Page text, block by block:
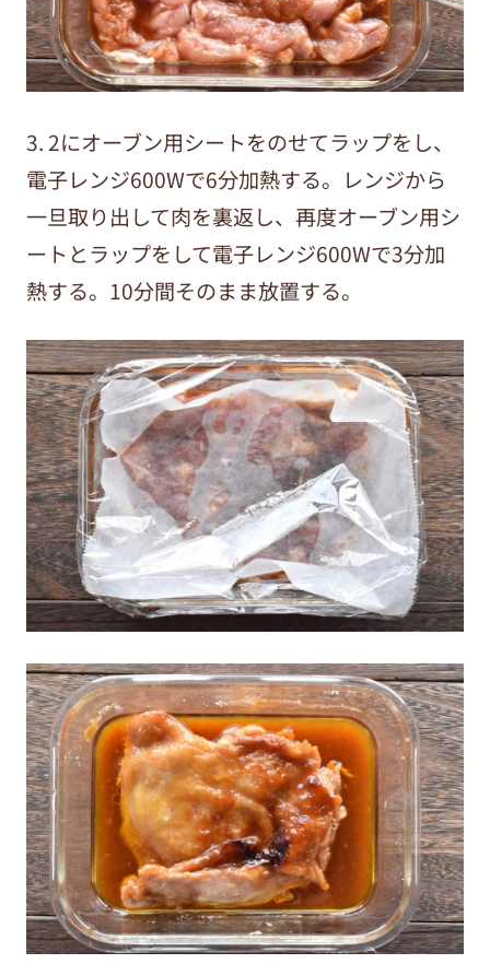
3. 2にオーブン用シートをのせてラップをし、
電子レンジ600Wで6分加熱する。レンジから
一旦取り出して肉を裏返し、再度オーブン用シ
ートとラップをして電子レンジ600Wで3分加
熱する。10分間そのまま放置する。